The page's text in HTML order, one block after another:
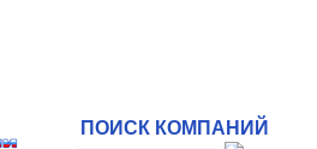
ПОИСК КОМПАНИЙ